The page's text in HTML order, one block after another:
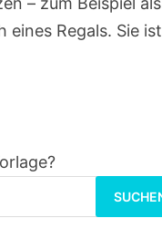
eines Regals. Sie ist